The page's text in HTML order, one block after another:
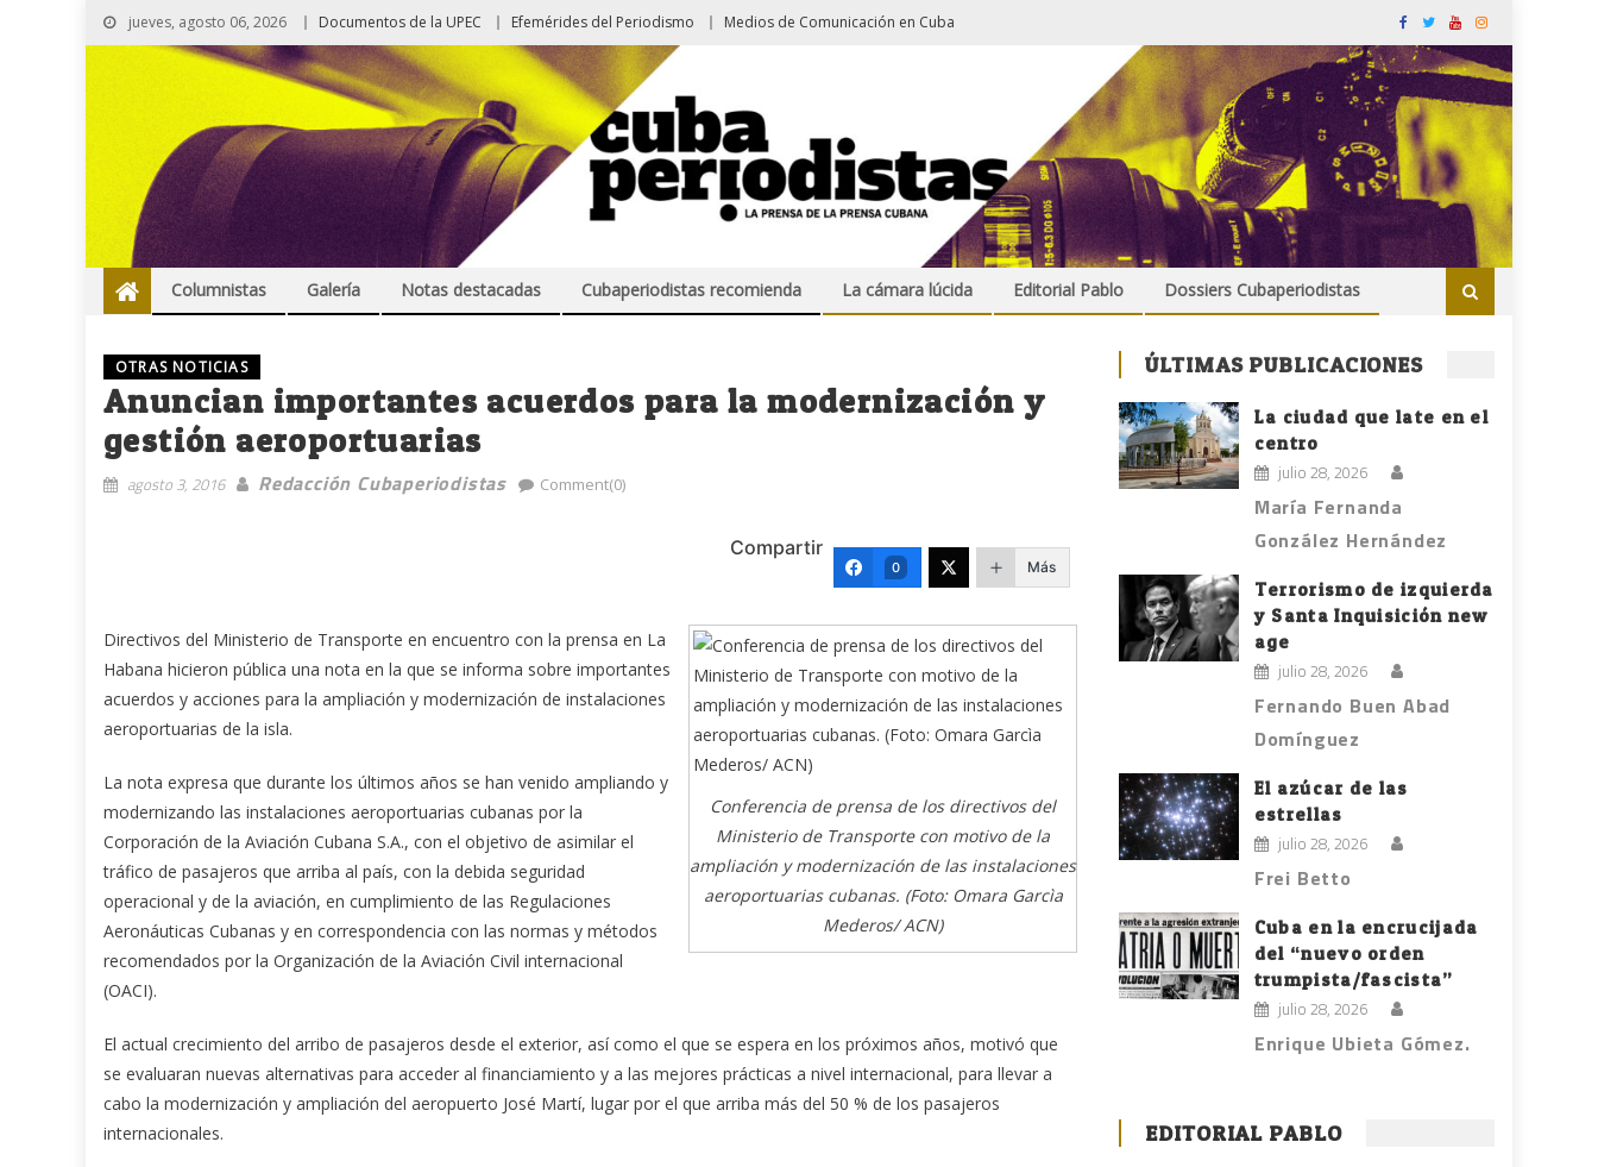
jueves, agosto 06, 2026 Documentos de la UPEC Efemérides del Periodismo Medios de Comunicación en Cuba
Columnistas Galería Notas destacadas Cubaperiodistas recomienda La cámara lúcida Editorial Pablo Dossiers Cubaperiodistas
OTRAS NOTICIAS
Anuncian importantes acuerdos para la modernización y
gestión aeroportuarias
agosto 3, 2016 Redacción Cubaperiodistas Comment(0)
Compartir
0 Más
Conferencia de prensa de los directivos del
Ministerio de Transporte con motivo de la
ampliación y modernización de las instalaciones
aeroportuarias cubanas. (Foto: Omara Garcìa
Mederos/ ACN)
Directivos del Ministerio de Transporte en encuentro con la prensa en La
Habana hicieron pública una nota en la que se informa sobre importantes
acuerdos y acciones para la ampliación y modernización de instalaciones
aeroportuarias de la isla.
La nota expresa que durante los últimos años se han venido ampliando y
modernizando las instalaciones aeroportuarias cubanas por la
Corporación de la Aviación Cubana S.A., con el objetivo de asimilar el
tráfico de pasajeros que arriba al país, con la debida seguridad
operacional y de la aviación, en cumplimiento de las Regulaciones
Aeronáuticas Cubanas y en correspondencia con las normas y métodos
recomendados por la Organización de la Aviación Civil internacional
(OACI).
El actual crecimiento del arribo de pasajeros desde el exterior, así como el que se espera en los próximos años, motivó que
se evaluaran nuevas alternativas para acceder al financiamiento y a las mejores prácticas a nivel internacional, para llevar a
cabo la modernización y ampliación del aeropuerto José Martí, lugar por el que arriba más del 50 % de los pasajeros
internacionales.
ÚLTIMAS PUBLICACIONES
La ciudad que late en el
centro
julio 28, 2026
María Fernanda
González Hernández
Terrorismo de izquierda
y Santa Inquisición new
age
julio 28, 2026
Fernando Buen Abad
Domínguez
El azúcar de las
estrellas
julio 28, 2026
Frei Betto
Cuba en la encrucijada
del “nuevo orden
trumpista/fascista”
julio 28, 2026
Enrique Ubieta Gómez.
EDITORIAL PABLO